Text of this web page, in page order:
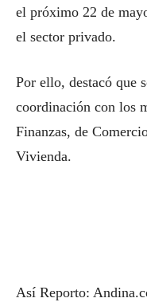
el próximo 22 de
el sector privado.
Por ello, destacó que
coordinación con los
Finanzas, de
Vivienda.
Así Reporto: